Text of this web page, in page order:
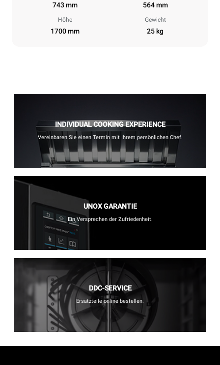
743 mm 564 mm
Höhe
1700 mm
Gewicht
25 kg
INDIVIDUAL COOKING EXPERIENCE
Vereinbaren Sie einen Termin mit Ihrem persönlichen Chef.
UNOX GARANTIE
Ein Versprechen der Zufriedenheit.
DDC-SERVICE
Ersatzteile online bestellen.